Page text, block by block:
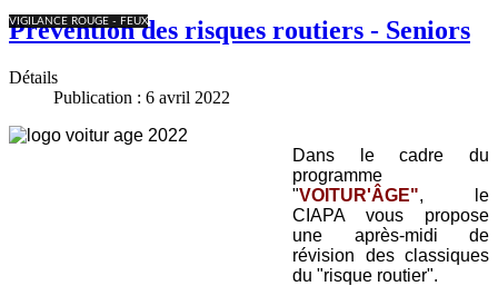
VIGILANCE ROUGE - FEUX
Prévention des risques routiers - Seniors
Détails
Publication : 6 avril 2022
Dans le cadre du
programme
"VOITUR'ÂGE", le
CIAPA vous propose
une après-midi de
révision des classiques
du "risque routier".